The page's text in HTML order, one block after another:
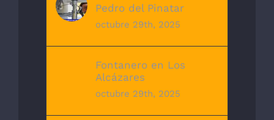
Pedro del Pinatar
octubre 29th, 2025
Fontanero en Los
Alcázares
octubre 29th, 2025